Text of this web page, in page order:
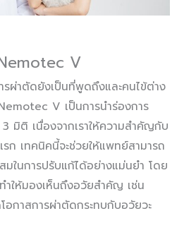
V
รผ่าตัดยังเป็นที่พูดถึงและคนไข้ต่าง
V เป็นการนำร่องการ
มิติ เนื่องจากเราให้ความสำคัญกับ
ก เทคนิคนี้จะช่วยให้แพทย์สามารถ
มในการปรับแก้ได้อย่างแม่นยำ โดย
ให้มองเห็นถึงอวัยสำคัญ เช่น
อกาสการผ่าตัดกระทบกับอวัยวะ